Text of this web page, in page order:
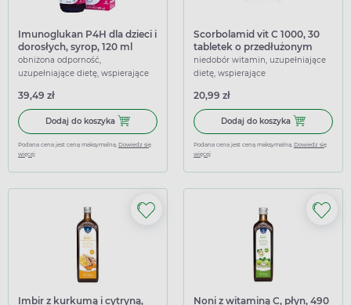
Imunoglukan P4H dla dzieci i
dorosłych, syrop, 120 ml
obniżona odporność,
uzupełniające dietę, wspierające
39,49 zł
Dodaj do koszyka Dodaj do koszyka Imunoglukan P4H dla dzieci i
Podana cena jest ceną maksymalną. Dowiedz się
więcej
Scorbolamid vit C 1000, 30
tabletek o przedłużonym
uwalnianiu
niedobór witamin, uzupełniające
dietę, wspierające
20,99 zł
Dodaj do koszyka Dodaj do
Podana cena jest ceną maksymalną. Dowiedz się
więcej
Imbir z kurkumą i cytryną,
Noni z witaminą C, płyn, 490